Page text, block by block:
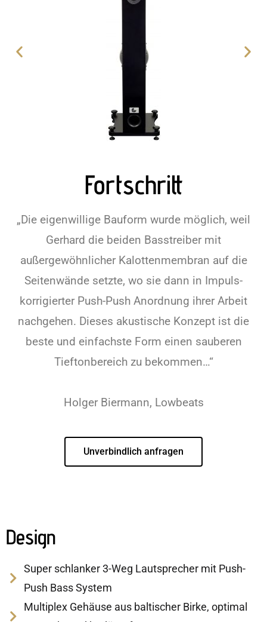
Fortschritt
„Die eigenwillige Bauform wurde möglich, weil
Gerhard die beiden Basstreiber mit
außergewöhnlicher Kalottenmembran auf die
Seitenwände setzte, wo sie dann in Impuls-
korrigierter Push-Push Anordnung ihrer Arbeit
nachgehen. Dieses akustische Konzept ist die
beste und einfachste Form einen sauberen
Tieftonbereich zu bekommen…“
Holger Biermann, Lowbeats
Unverbindlich anfragen
Design
Super schlanker 3-Weg Lautsprecher mit Push-
Push Bass System
Multiplex Gehäuse aus baltischer Birke, optimal